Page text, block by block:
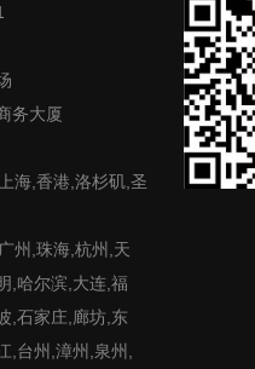
务大厦
海,香港,洛杉矶,圣
州,珠海,杭州,天
,哈尔滨,大连,福
,石家庄,廊坊,东
,台州,漳州,泉州,